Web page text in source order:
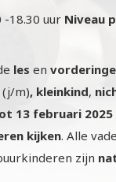
-18.30 uur Niveau
les en
(j/m), kleinkind,
13 februari 2025
kijken. Alle
zijn